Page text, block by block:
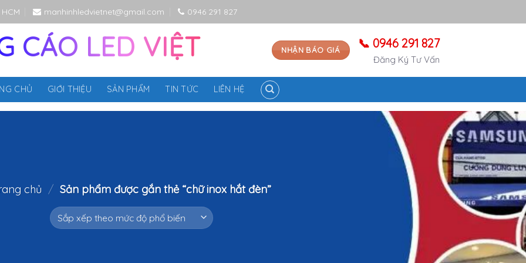
manhinhledvietnet@gmail.com 0946 291 827
CÁO LED VIỆT NHẬN BÁO GIÁ 📞 0946 291 827
Đăng Ký Tư Vấn
CHỦ GIỚI THIỆU SẢN PHẨM TIN TỨC LIÊN HỆ
chủ / Sản phẩm được gắn thẻ “chữ inox hắt đèn”